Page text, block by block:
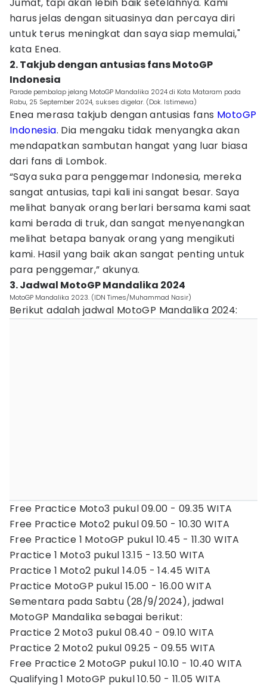
harus jelas dengan situasinya dan percaya diri
untuk terus meningkat dan saya siap memulai,"
kata Enea.
2. Takjub dengan antusias fans MotoGP
Indonesia
Parade pembalap jelang MotoGP Mandalika 2024 di Kota Mataram pada
Rabu, 25 September 2024, sukses digelar. (Dok. Istimewa)
Enea merasa takjub dengan antusias fans MotoGP
Indonesia. Dia mengaku tidak menyangka akan
mendapatkan sambutan hangat yang luar biasa
dari fans di Lombok.
“Saya suka para penggemar Indonesia, mereka
sangat antusias, tapi kali ini sangat besar. Saya
melihat banyak orang berlari bersama kami saat
kami berada di truk, dan sangat menyenangkan
melihat betapa banyak orang yang mengikuti
kami. Hasil yang baik akan sangat penting untuk
para penggemar,” akunya.
3. Jadwal MotoGP Mandalika 2024
MotoGP Mandalika 2023. (IDN Times/Muhammad Nasir)
Berikut adalah jadwal MotoGP Mandalika 2024:
Free Practice Moto3 pukul 09.00 - 09.35 WITA
Free Practice Moto2 pukul 09.50 - 10.30 WITA
Free Practice 1 MotoGP pukul 10.45 - 11.30 WITA
Practice 1 Moto3 pukul 13.15 - 13.50 WITA
Practice 1 Moto2 pukul 14.05 - 14.45 WITA
Practice MotoGP pukul 15.00 - 16.00 WITA
Sementara pada Sabtu (28/9/2024), jadwal
MotoGP Mandalika sebagai berikut:
Practice 2 Moto3 pukul 08.40 - 09.10 WITA
Practice 2 Moto2 pukul 09.25 - 09.55 WITA
Free Practice 2 MotoGP pukul 10.10 - 10.40 WITA
Qualifying 1 MotoGP pukul 10.50 - 11.05 WITA